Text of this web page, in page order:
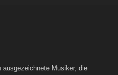
ausgezeichnete Musiker, die